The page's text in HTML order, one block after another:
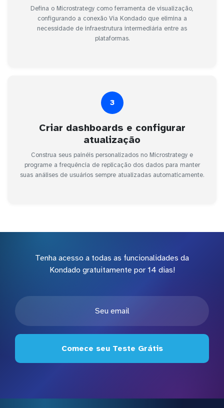
Defina o Microstrategy como ferramenta de visualização,
configurando a conexão Via Kondado que elimina a
necessidade de infraestrutura intermediária entre as
plataformas.
3
Criar dashboards e configurar
atualização
Construa seus painéis personalizados no Microstrategy e
programe a frequência de replicação dos dados para manter
suas análises de usuários sempre atualizadas automaticamente.
Tenha acesso a todas as funcionalidades da
Kondado gratuitamente por 14 dias!
Comece seu Teste Grátis